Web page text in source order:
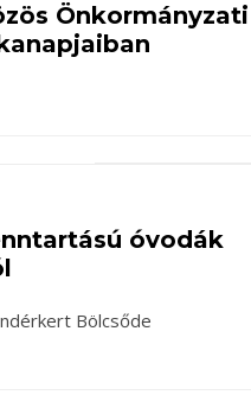
Önkormányzati
óvodák
Bölcsőde